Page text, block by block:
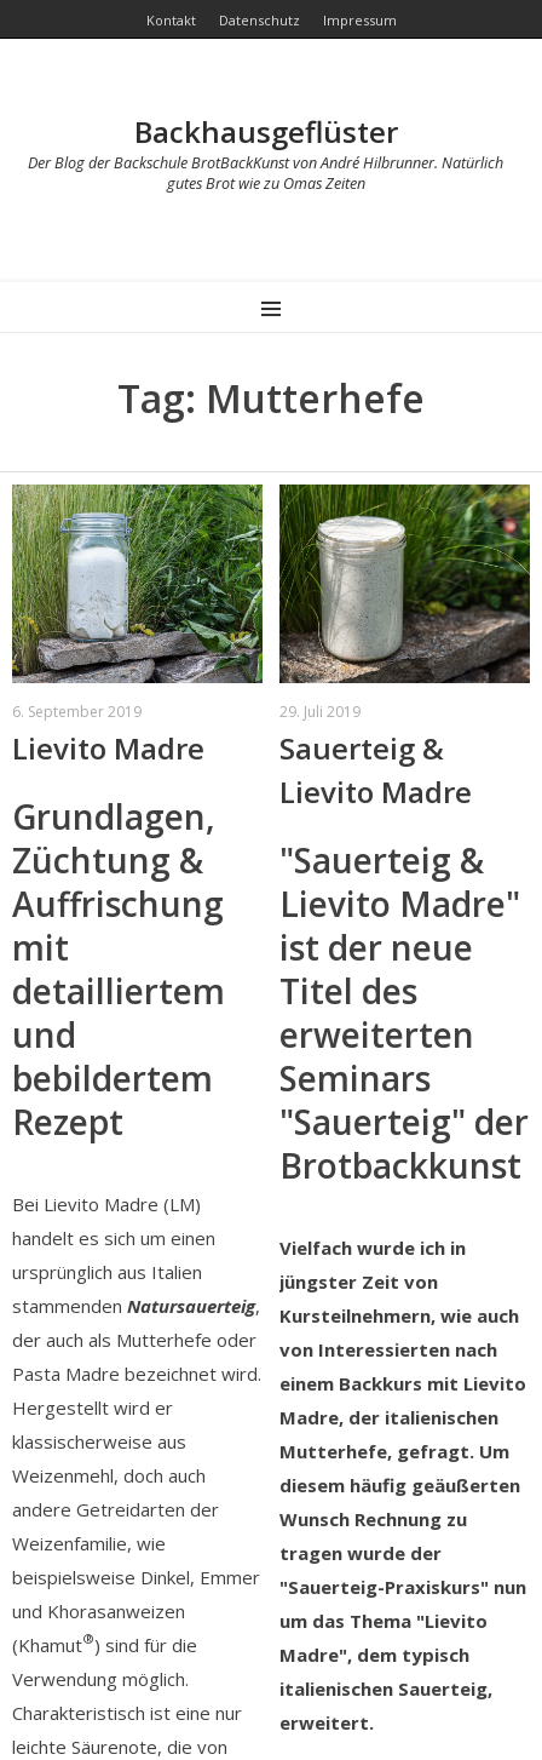
Kontakt Datenschutz Impressum
Backhausgeflüster
Der Blog der Backschule BrotBackKunst von André Hilbrunner. Natürlich
gutes Brot wie zu Omas Zeiten
MENU
Tag: Mutterhefe
6. September 2019
Lievito Madre
Grundlagen,
Züchtung &
Auffrischung
mit
detailliertem
und
bebildertem
Rezept
Bei Lievito Madre (LM)
handelt es sich um einen
ursprünglich aus Italien
stammenden Natursauerteig,
der auch als Mutterhefe oder
Pasta Madre bezeichnet wird.
Hergestellt wird er
klassischerweise aus
Weizenmehl, doch auch
andere Getreidarten der
Weizenfamilie, wie
beispielsweise Dinkel, Emmer
und Khorasanweizen
(Khamut®) sind für die
Verwendung möglich.
Charakteristisch ist eine nur
leichte Säurenote, die von
29. Juli 2019
Sauerteig &
Lievito Madre
"Sauerteig &
Lievito Madre"
ist der neue
Titel des
erweiterten
Seminars
"Sauerteig" der
Brotbackkunst
Vielfach wurde ich in
jüngster Zeit von
Kursteilnehmern, wie auch
von Interessierten nach
einem Backkurs mit Lievito
Madre, der italienischen
Mutterhefe, gefragt. Um
diesem häufig geäußerten
Wunsch Rechnung zu
tragen wurde der
"Sauerteig-Praxiskurs" nun
um das Thema "Lievito
Madre", dem typisch
italienischen Sauerteig,
erweitert.